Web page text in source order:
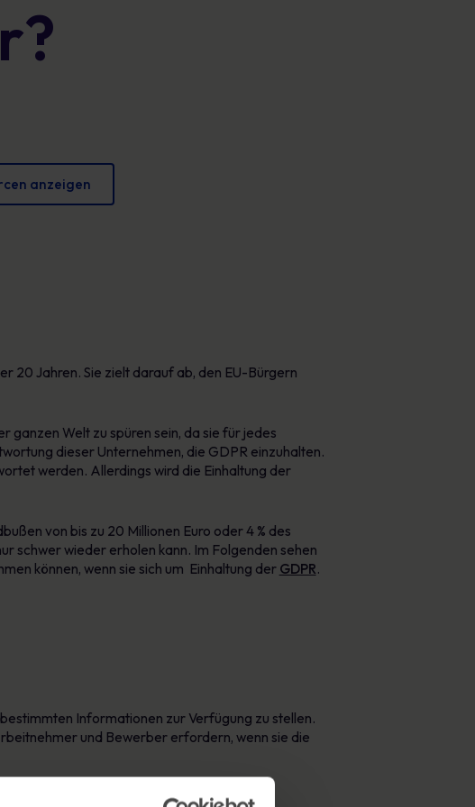
anzeigen
20 Jahren. Sie zielt darauf ab, den EU-Bürgern
ganzen Welt zu spüren sein, da sie für jedes
dieser Unternehmen, die GDPR einzuhalten.
werden. Allerdings wird die Einhaltung der
von bis zu 20 Millionen Euro oder 4 % des
schwer wieder erholen kann. Im Folgenden sehen
können, wenn sie sich um Einhaltung der GDPR.
Informationen zur Verfügung zu stellen.
und Bewerber erfordern, wenn sie die